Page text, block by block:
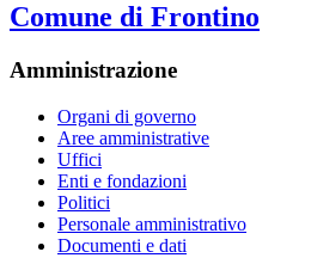
Comune di Frontino
Amministrazione
Organi di governo
Aree amministrative
Uffici
Enti e fondazioni
Politici
Personale amministrativo
Documenti e dati